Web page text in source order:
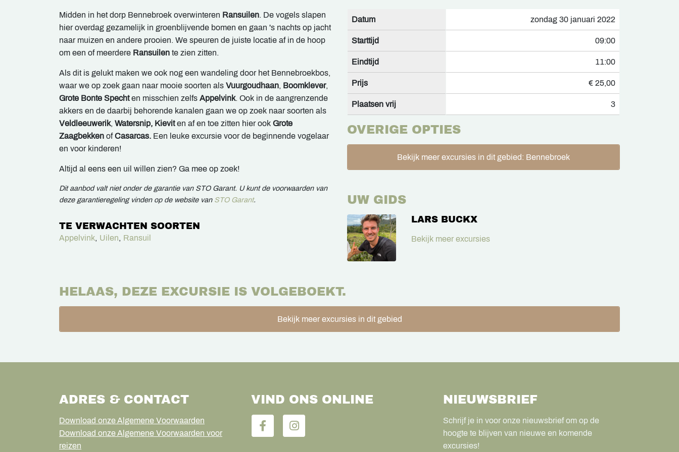
Midden in het dorp Bennebroek overwinteren Ransuilen. De vogels slapen
hier overdag gezamelijk in groenblijvende bomen en gaan 's nachts op jacht
naar muizen en andere prooien. We speuren de juiste locatie af in de hoop
om een of meerdere Ransuilen te zien zitten.
Als dit is gelukt maken we ook nog een wandeling door het Bennebroekbos,
waar we op zoek gaan naar mooie soorten als Vuurgoudhaan, Boomklever,
Grote Bonte Spechten misschien zelfs Appelvink. Ook in de aangrenzende
akkers en de daarbij behorende kanalen gaan we op zoek naar soorten als
Veldleeuwerik, Watersnip, Kieviten af en toe zitten hier ook Grote
Zaagbekken ofCasarcas. Een leuke excursie voor de beginnende vogelaar
en voor kinderen!
Altijd al eens een uil willen zien? Ga mee op zoek!
Dit aanbod valt niet onder de garantie van STO Garant. U kunt de voorwaarden van
deze garantieregeling vinden op de website van STO Garant.
TE VERWACHTEN SOORTEN
Appelvink, Uilen, Ransuil
Datum zondag 30 januari 2022
Starttijd 09:00
Eindtijd 11:00
Prijs € 25,00
Plaatsen vrij 3
OVERIGE OPTIES
Bekijk meer excursies in dit gebied: Bennebroek
UW GIDS
LARS BUCKX
Bekijk meer excursies
HELAAS, DEZE EXCURSIE IS VOLGEBOEKT.
Bekijk meer excursies in dit gebied
ADRES & CONTACT
Download onze Algemene Voorwaarden
Download onze Algemene Voorwaarden voor
reizen
VIND ONS ONLINE NIEUWSBRIEF
Schrijf je in voor onze nieuwsbrief om op de
hoogte te blijven van nieuwe en komende
excursies!